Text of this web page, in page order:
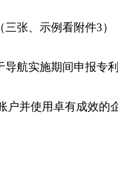
张、示例看附件3）
航实施期间申报专
并使用卓有成效的